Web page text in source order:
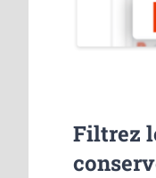
Filtrez